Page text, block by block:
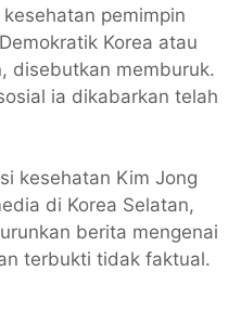
pemimpin
Korea atau
disebutkan memburuk.
ia dikabarkan telah
kesehatan Kim Jong
di Korea Selatan,
berita mengenai
terbukti tidak faktual.